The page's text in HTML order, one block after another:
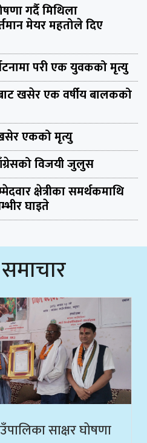
गर्दै मिथिला
मेयर महतोले दिए
परी एक युवकको मृत्यु
खसेर एक वर्षीय बालकको
एकको मृत्यु
विजयी जुलुस
क्षेत्रीका समर्थकमाथि
घाइते
साक्षर घोषणा